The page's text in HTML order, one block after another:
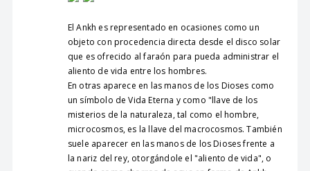
El Ankh es representado en ocasiones como un
objeto con procedencia directa desde el disco solar
que es ofrecido al faraón para pueda administrar el
aliento de vida entre los hombres.
En otras aparece en las manos de los Dioses como
un símbolo de Vida Eterna y como "llave de los
misterios de la naturaleza, tal como el hombre,
microcosmos, es la llave del macrocosmos. También
suele aparecer en las manos de los Dioses frente a
la nariz del rey, otorgándole el "aliento de vida", o